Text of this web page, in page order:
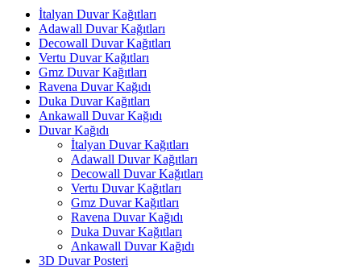
İtalyan Duvar Kağıtları
Adawall Duvar Kağıtları
Decowall Duvar Kağıtları
Vertu Duvar Kağıtları
Gmz Duvar Kağıtları
Ravena Duvar Kağıdı
Duka Duvar Kağıtları
Ankawall Duvar Kağıdı
Duvar Kağıdı
İtalyan Duvar Kağıtları
Adawall Duvar Kağıtları
Decowall Duvar Kağıtları
Vertu Duvar Kağıtları
Gmz Duvar Kağıtları
Ravena Duvar Kağıdı
Duka Duvar Kağıtları
Ankawall Duvar Kağıdı
3D Duvar Posteri